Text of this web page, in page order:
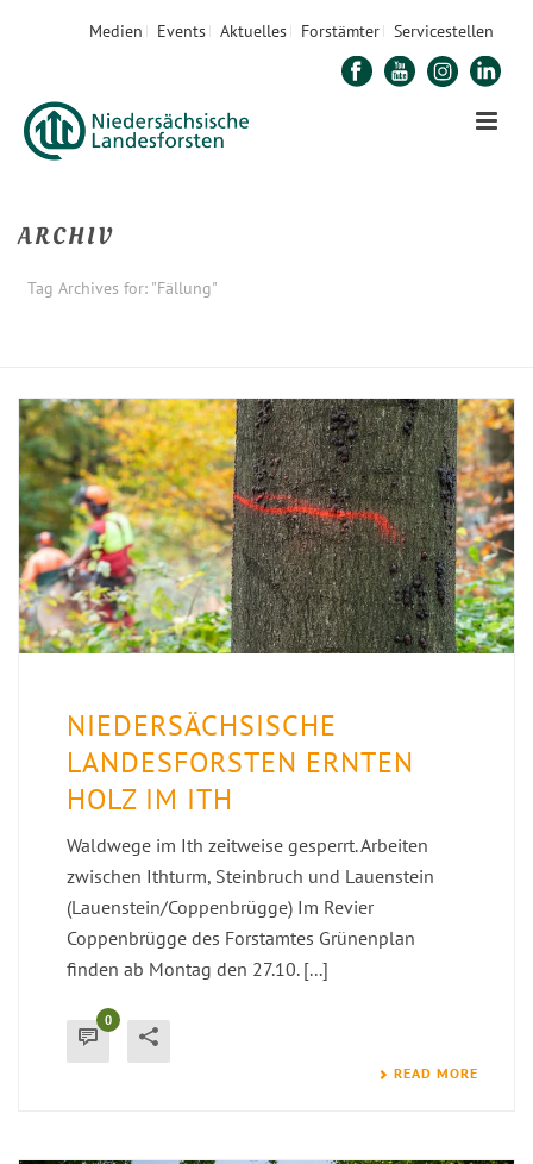
Medien Events Aktuelles Forstämter Servicestellen
ARCHIV
Tag Archives for: "Fällung"
NIEDERSÄCHSISCHE
LANDESFORSTEN ERNTEN
HOLZ IM ITH
Waldwege im Ith zeitweise gesperrt. Arbeiten
zwischen Ithturm, Steinbruch und Lauenstein
(Lauenstein/Coppenbrügge) Im Revier
Coppenbrügge des Forstamtes Grünenplan
finden ab Montag den 27.10. [...]
0
READ MORE